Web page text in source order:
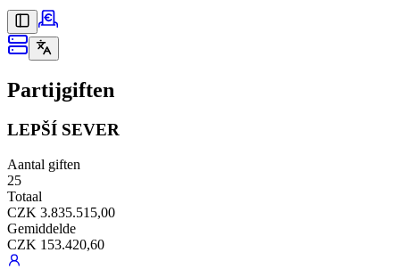
Partijgiften
LEPŠÍ SEVER
Aantal giften
25
Totaal
CZK 3.835.515,00
Gemiddelde
CZK 153.420,60